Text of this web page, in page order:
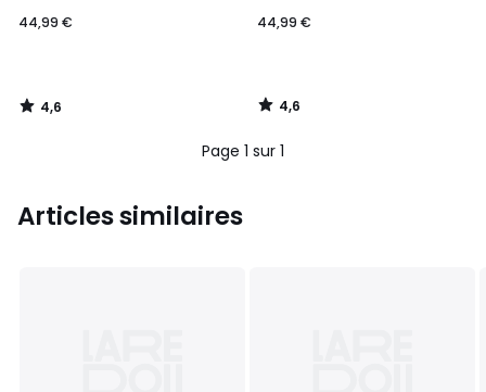
€.
44,99 €
4,6
/
44,99 €
4,6
/
Page 1 sur 1
Articles similaires